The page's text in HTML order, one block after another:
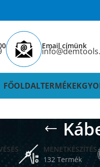
Email címünk
FŐOLDALTERMÉKEK
MENETKÉSZÍTÉS
132 Termék